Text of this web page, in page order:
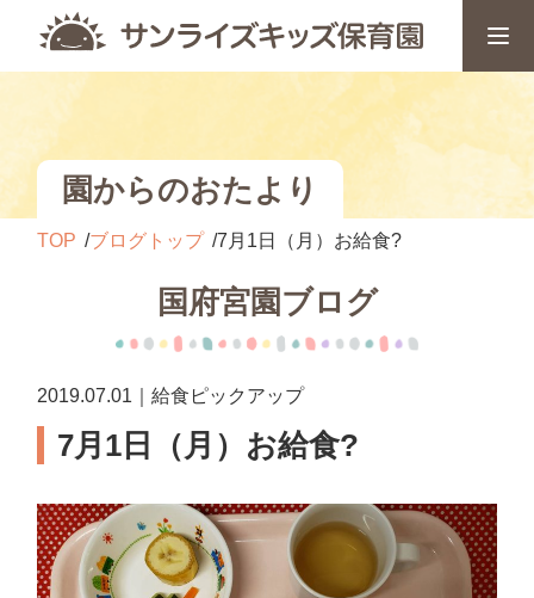
園からのおたより
TOP ブログトップ 7月1日（月）お給食?
国府宮園ブログ
2019.07.01｜給食ピックアップ
7月1日（月）お給食?